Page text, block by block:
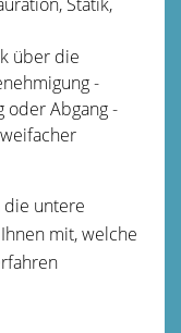
über die
-
oder Abgang -
die untere
mit, welche